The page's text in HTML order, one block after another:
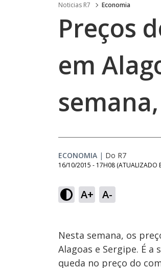
Noticias R7 Economia
Preços
em
ECONOMIA | Do R7
16/10/2015 - 17H08 (ATUALIZADO
A+ A-
Nesta semana, os
Alagoas e Sergipe. É
queda no preço do